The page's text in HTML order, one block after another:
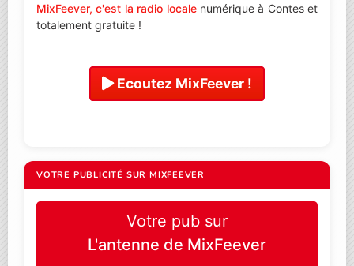
MixFeever, c'est la radio localenumérique à Contes et
totalement gratuite !
Ecoutez MixFeever !
VOTRE PUBLICITÉ SUR MIXFEEVER
Votre pub sur
L'antenne de MixFeever